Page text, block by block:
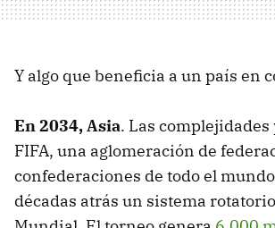
Y algo que beneficia a un país en
En 2034, Asia. Las
FIFA, una aglomeración de
confederaciones de todo el
décadas atrás un sistema